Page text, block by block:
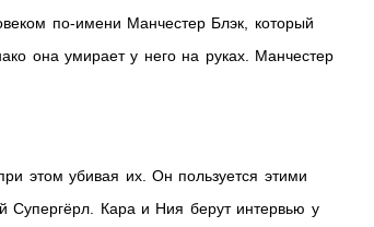
по-имени Манчестер Блэк, который
она умирает у него на руках. Манчестер
этом убивая их. Он пользуется этими
Супергёрл. Кара и Ния берут интервью у